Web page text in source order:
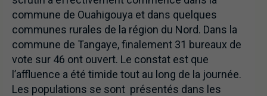
commune de Ouahigouya et dans quelques
communes rurales de la région du Nord. Dans la
commune de Tangaye, finalement 31 bureaux de
vote sur 46 ont ouvert. Le constat est que
l’affluence a été timide tout au long de la journée.
Les populations se sont présentés dans les